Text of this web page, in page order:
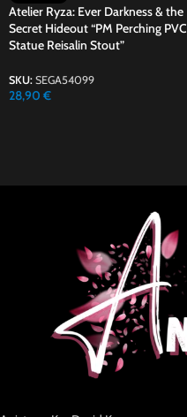
Atelier Ryza: Ever Darkness & the
Secret Hideout “PM Perching PVC
Statue Reisalin Stout”
SKU: SEGA54099
28,90 €